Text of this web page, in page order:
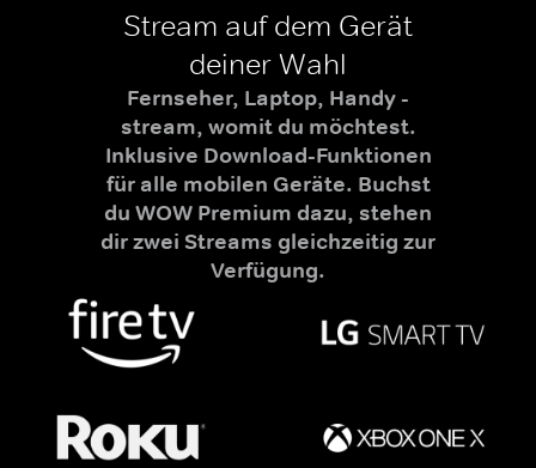
Stream auf dem Gerät
deiner Wahl
Fernseher, Laptop, Handy -
stream, womit du möchtest.
Inklusive Download-Funktionen
für alle mobilen Geräte. Buchst
du WOW Premium dazu, stehen
dir zwei Streams gleichzeitig zur
Verfügung.